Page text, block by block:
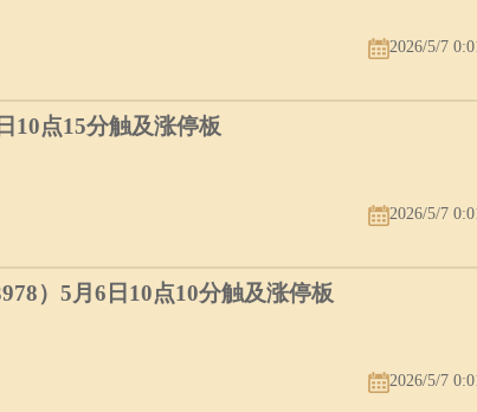
2026/5/7
10点15分触及涨停板
2026/5/7
）5月6日10点10分触及涨停板
2026/5/7